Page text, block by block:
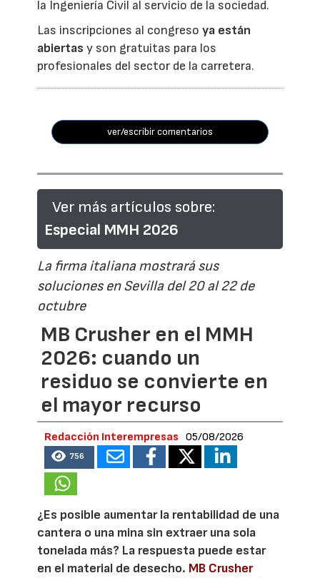
la Ingeniería Civil al servicio de la sociedad.
Las inscripciones al congresoya están
abiertas y son gratuitas para los
profesionales del sector de la carretera.
ver/escribir comentarios
Ver más artículos sobre:
Especial MMH 2026
La firma italiana mostrará sus
soluciones en Sevilla del 20 al 22 de
octubre
MB Crusher en el MMH
2026: cuando un
residuo se convierte en
el mayor recurso
Redacción Interempresas 05/08/2026
756
¿Es posible aumentar la rentabilidad de una
cantera o una mina sin extraer una sola
tonelada más? La respuesta puede estar
en el material de desecho. MB Crusher